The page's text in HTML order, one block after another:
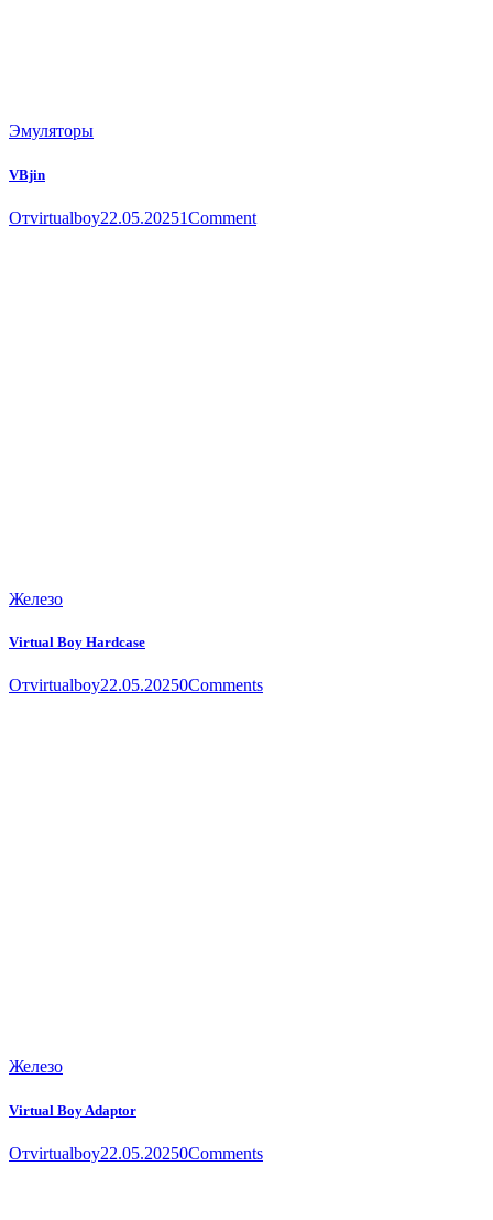
Эмуляторы
VBjin
Отvirtualboy22.05.20251Comment
Железо
Virtual Boy Hardcase
Отvirtualboy22.05.20250Comments
Железо
Virtual Boy Adaptor
Отvirtualboy22.05.20250Comments